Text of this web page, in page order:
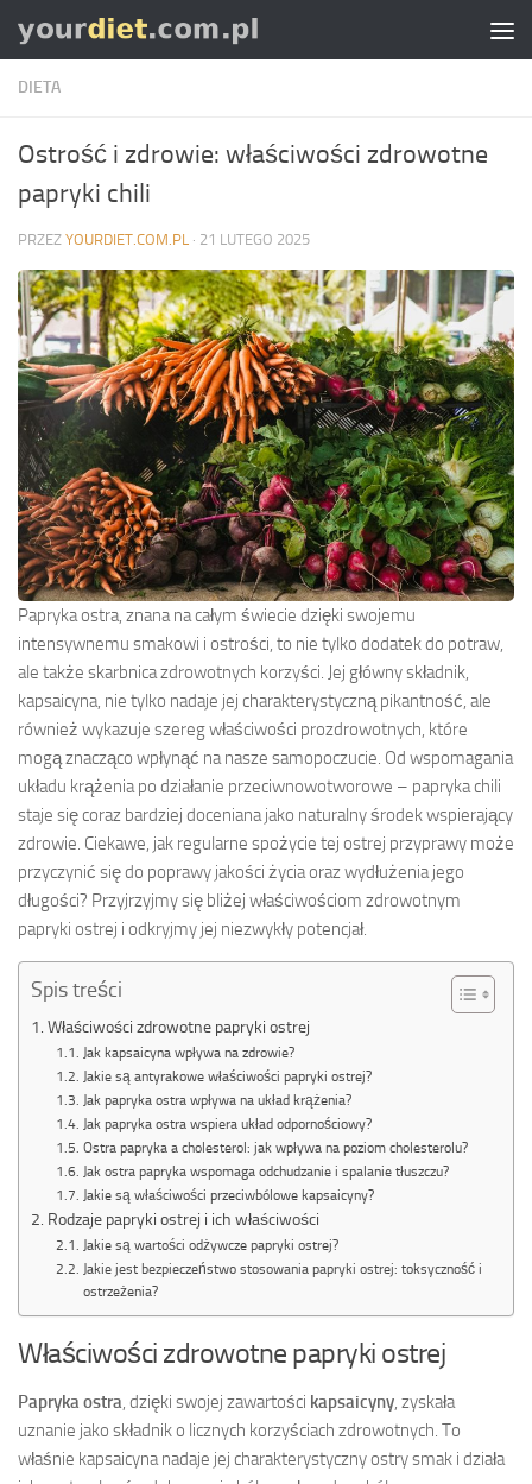
Skip to content
DIETA
Ostrość i zdrowie: właściwości zdrowotne
papryki chili
PRZEZ YOURDIET.COM.PL · 21 LUTEGO 2025
Papryka ostra, znana na całym świecie dzięki swojemu
intensywnemu smakowi i ostrości, to nie tylko dodatek do potraw,
ale także skarbnica zdrowotnych korzyści. Jej główny składnik,
kapsaicyna, nie tylko nadaje jej charakterystyczną pikantność, ale
również wykazuje szereg właściwości prozdrowotnych, które
mogą znacząco wpłynąć na nasze samopoczucie. Od wspomagania
układu krążenia po działanie przeciwnowotworowe – papryka chili
staje się coraz bardziej doceniana jako naturalny środek wspierający
zdrowie. Ciekawe, jak regularne spożycie tej ostrej przyprawy może
przyczynić się do poprawy jakości życia oraz wydłużenia jego
długości? Przyjrzyjmy się bliżej właściwościom zdrowotnym
papryki ostrej i odkryjmy jej niezwykły potencjał.
Spis treści
Właściwości zdrowotne papryki ostrej
Jak kapsaicyna wpływa na zdrowie?
Jakie są antyrakowe właściwości papryki ostrej?
Jak papryka ostra wpływa na układ krążenia?
Jak papryka ostra wspiera układ odpornościowy?
Ostra papryka a cholesterol: jak wpływa na poziom cholesterolu?
Jak ostra papryka wspomaga odchudzanie i spalanie tłuszczu?
Jakie są właściwości przeciwbólowe kapsaicyny?
Rodzaje papryki ostrej i ich właściwości
Jakie są wartości odżywcze papryki ostrej?
Jakie jest bezpieczeństwo stosowania papryki ostrej: toksyczność i
ostrzeżenia?
Właściwości zdrowotne papryki ostrej
Papryka ostra, dzięki swojej zawartości kapsaicyny, zyskała
uznanie jako składnik o licznych korzyściach zdrowotnych. To
właśnie kapsaicyna nadaje jej charakterystyczny ostry smak i działa